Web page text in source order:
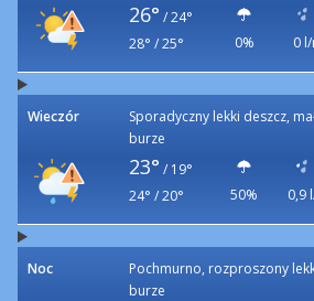
26° / 24°
28° / 25°
0% 0 l/
Wieczór
Sporadyczny lekki deszcz,
burze
23° / 19°
24° / 20°
50% 0,9
Noc
Pochmurno, rozproszony
burze